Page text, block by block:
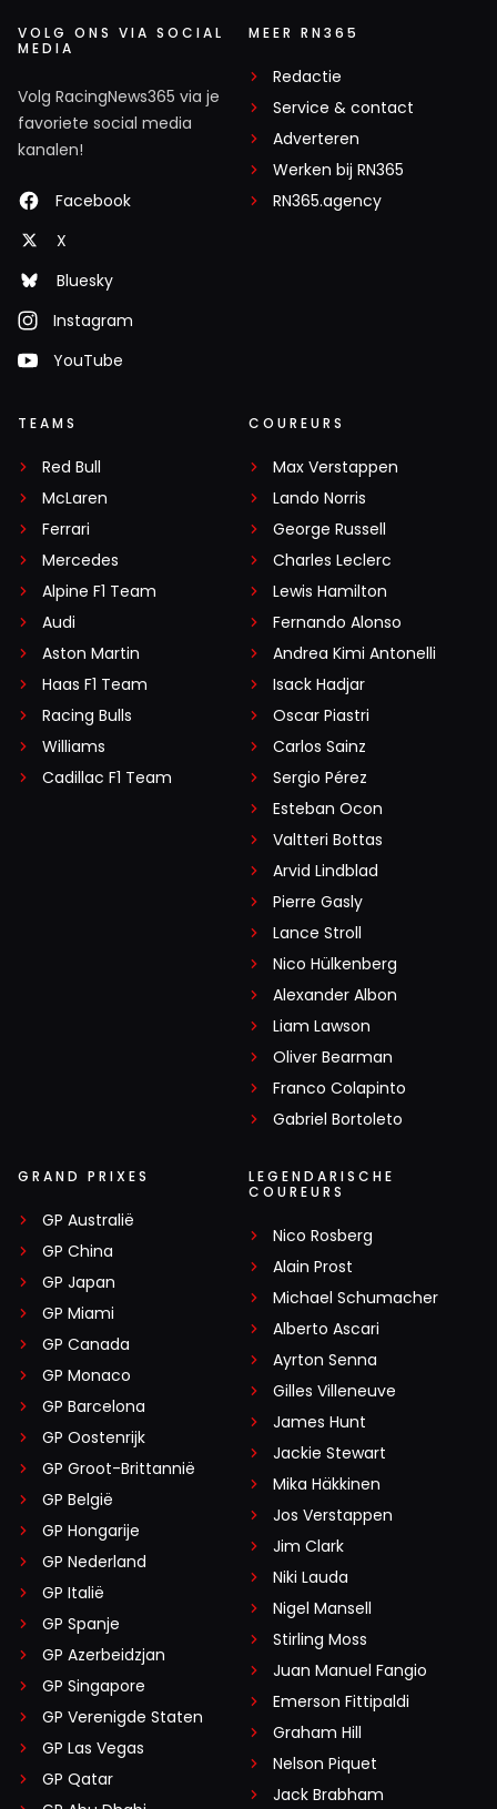
VOLG ONS VIA SOCIAL
MEDIA
Volg RacingNews365 via je
favoriete social media
kanalen!
Facebook
X
Bluesky
Instagram
YouTube
MEER RN365
Redactie
Service & contact
Adverteren
Werken bij RN365
RN365.agency
TEAMS
Red Bull
McLaren
Ferrari
Mercedes
Alpine F1 Team
Audi
Aston Martin
Haas F1 Team
Racing Bulls
Williams
Cadillac F1 Team
COUREURS
Max Verstappen
Lando Norris
George Russell
Charles Leclerc
Lewis Hamilton
Fernando Alonso
Andrea Kimi Antonelli
Isack Hadjar
Oscar Piastri
Carlos Sainz
Sergio Pérez
Esteban Ocon
Valtteri Bottas
Arvid Lindblad
Pierre Gasly
Lance Stroll
Nico Hülkenberg
Alexander Albon
Liam Lawson
Oliver Bearman
Franco Colapinto
Gabriel Bortoleto
GRAND PRIXES
GP Australië
GP China
GP Japan
GP Miami
GP Canada
GP Monaco
GP Barcelona
GP Oostenrijk
GP Groot-Brittannië
GP België
GP Hongarije
GP Nederland
GP Italië
GP Spanje
GP Azerbeidzjan
GP Singapore
GP Verenigde Staten
GP Las Vegas
GP Qatar
LEGENDARISCHE
COUREURS
Nico Rosberg
Alain Prost
Michael Schumacher
Alberto Ascari
Ayrton Senna
Gilles Villeneuve
James Hunt
Jackie Stewart
Mika Häkkinen
Jos Verstappen
Jim Clark
Niki Lauda
Nigel Mansell
Stirling Moss
Juan Manuel Fangio
Emerson Fittipaldi
Graham Hill
Nelson Piquet
Jack Brabham